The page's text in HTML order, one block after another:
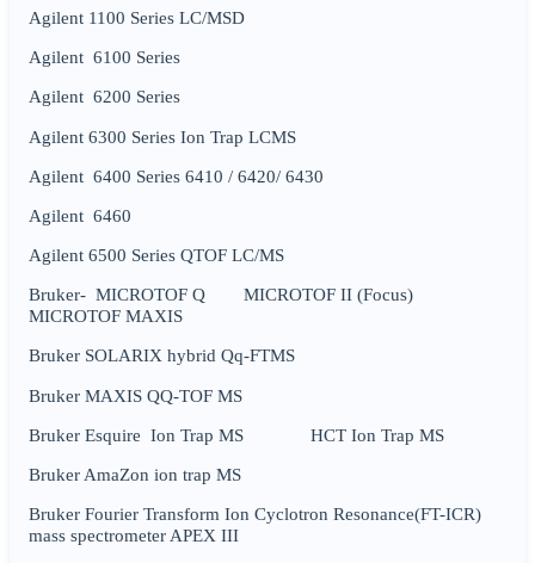
Agilent 1100 Series LC/MSD
Agilent 6100 Series
Agilent 6200 Series
Agilent 6300 Series Ion Trap LCMS
Agilent 6400 Series 6410 / 6420/ 6430
Agilent 6460
Agilent 6500 Series QTOF LC/MS
Bruker- MICROTOF Q MICROTOF II (Focus)
MICROTOF MAXIS
Bruker SOLARIX hybrid Qq-FTMS
Bruker MAXIS QQ-TOF MS
Bruker Esquire Ion Trap MS HCT Ion Trap MS
Bruker AmaZon ion trap MS
Bruker Fourier Transform Ion Cyclotron Resonance(FT-ICR)
mass spectrometer APEX III